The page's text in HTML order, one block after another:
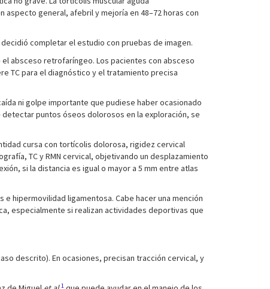
general, afebril y mejoría en 48–72 horas con
completar el estudio con pruebas de imagen.
absceso retrofaríngeo. Los pacientes con absceso
TC para el diagnóstico y el tratamiento precisa
ni golpe importante que pudiese haber ocasionado
puntos óseos dolorosos en la exploración, se
cursa con tortícolis dolorosa, rigidez cervical
TC y RMN cervical, objetivando un desplazamiento
si la distancia es igual o mayor a 5 mm entre atlas
hipermovilidad ligamentosa. Cabe hacer una mención
especialmente si realizan actividades deportivas que
descrito). En ocasiones, precisan tracción cervical, y
1